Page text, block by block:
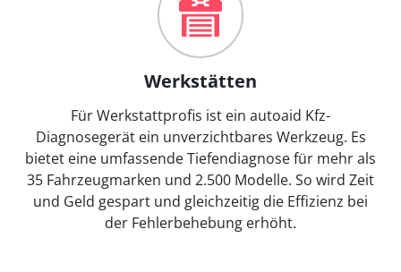
Werkstätten
Für Werkstattprofis ist ein autoaid Kfz-
Diagnosegerät ein unverzichtbares Werkzeug. Es
bietet eine umfassende Tiefendiagnose für mehr als
35 Fahrzeugmarken und 2.500 Modelle. So wird Zeit
und Geld gespart und gleichzeitig die Effizienz bei
der Fehlerbehebung erhöht.